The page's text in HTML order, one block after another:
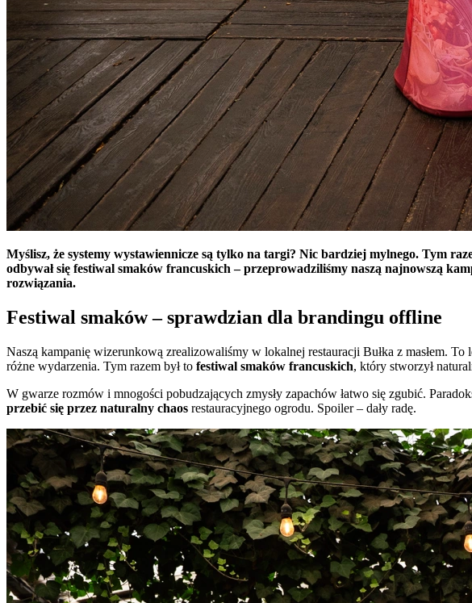
Myślisz, że systemy wystawiennicze są tylko na targi? Nic bardziej mylnego. Tym
odbywał się festiwal smaków francuskich – przeprowadziliśmy naszą najnowszą
rozwiązania.
Festiwal smaków – sprawdzian dla brandingu offline
Naszą kampanię wizerunkową zrealizowaliśmy w lokalnej restauracji Bułka z masłem.
różne wydarzenia. Tym razem był to festiwal smaków francuskich, który stworzył
W gwarze rozmów i mnogości pobudzających zmysły zapachów łatwo się zgubić.
przebić się przez naturalny chaos restauracyjnego ogrodu. Spoiler – dały radę.